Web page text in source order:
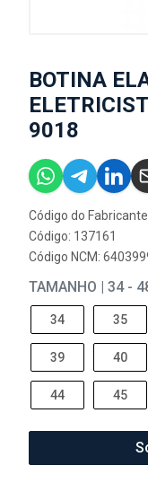
BOTINA
9018
Código do
Código: 137161
Código NCM:
TAMANHO | 34 -
34 35
39 40
44 45